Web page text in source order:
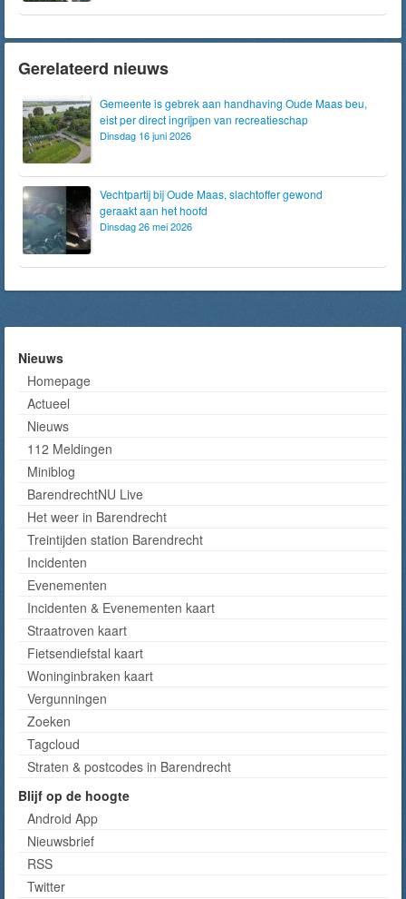
Gerelateerd nieuws
Gemeente is gebrek aan handhaving Oude Maas beu,
eist per direct ingrijpen van recreatieschap
Dinsdag 16 juni 2026
Vechtpartij bij Oude Maas, slachtoffer gewond
geraakt aan het hoofd
Dinsdag 26 mei 2026
Nieuws
Homepage
Actueel
Nieuws
112 Meldingen
Miniblog
BarendrechtNU Live
Het weer in Barendrecht
Treintijden station Barendrecht
Incidenten
Evenementen
Incidenten & Evenementen kaart
Straatroven kaart
Fietsendiefstal kaart
Woninginbraken kaart
Vergunningen
Zoeken
Tagcloud
Straten & postcodes in Barendrecht
Blijf op de hoogte
Android App
Nieuwsbrief
RSS
Twitter